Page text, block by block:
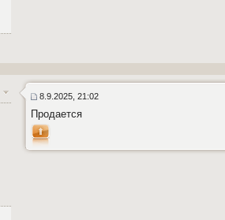
8.9.2025, 21:02
Продается